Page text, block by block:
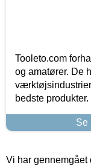
Tooleto.com
og amatører. De
bedste
Se
Vi har